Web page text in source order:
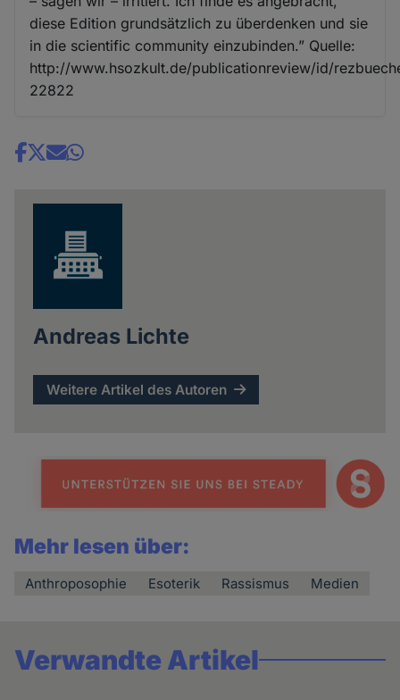
diese Edition grundsätzlich zu überdenken und sie
in die scientific community einzubinden.” Quelle:
http://www.hsozkult.de/publicationreview/id/
22822
Share
Andreas Lichte
Weitere Artikel des Autoren
Mehr lesen über:
Anthroposophie Esoterik Rassismus Medien
Verwandte Artikel